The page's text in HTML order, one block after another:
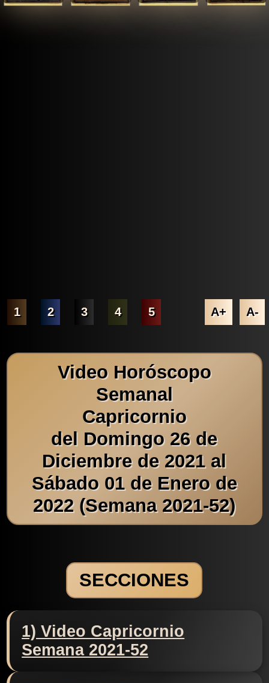
1 2 3 4 5 A+ A-
Video Horóscopo
Semanal
Capricornio
del Domingo 26 de
Diciembre de 2021 al
Sábado 01 de Enero de
2022 (Semana 2021-52)
SECCIONES
1) Video Capricornio
Semana 2021-52